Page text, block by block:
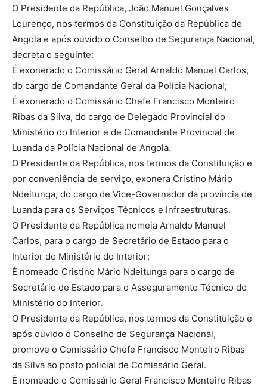
O Presidente da República, João Manuel Gonçalves
Lourenço, nos termos da Constituição da República de
Angola e após ouvido o Conselho de Segurança Nacional,
decreta o seguinte:
É exonerado o Comissário Geral Arnaldo Manuel Carlos,
do cargo de Comandante Geral da Polícia Nacional;
É exonerado o Comissário Chefe Francisco Monteiro
Ribas da Silva, do cargo de Delegado Provincial do
Ministério do Interior e de Comandante Provincial de
Luanda da Polícia Nacional de Angola.
O Presidente da República, nos termos da Constituição e
por conveniência de serviço, exonera Cristino Mário
Ndeitunga, do cargo de Vice-Governador da província de
Luanda para os Serviços Técnicos e Infraestruturas.
O Presidente da República nomeia Arnaldo Manuel
Carlos, para o cargo de Secretário de Estado para o
Interior do Ministério do Interior;
É nomeado Cristino Mário Ndeitunga para o cargo de
Secretário de Estado para o Asseguramento Técnico do
Ministério do Interior.
O Presidente da República, nos termos da Constituição e
após ouvido o Conselho de Segurança Nacional,
promove o Comissário Chefe Francisco Monteiro Ribas
da Silva ao posto policial de Comissário Geral.
É nomeado o Comissário Geral Francisco Monteiro Ribas